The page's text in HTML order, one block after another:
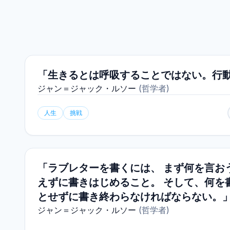
「生きるとは呼吸することではない。行
ジャン＝ジャック・ルソー (哲学者)
人生 挑戦
「ラブレターを書くには、 まず何を言
えずに書きはじめること。 そして、何を
とせずに書き終わらなければならない。
ジャン＝ジャック・ルソー (哲学者)